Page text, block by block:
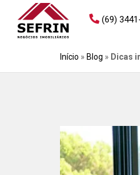
(69)
Início » Blog » Dicas